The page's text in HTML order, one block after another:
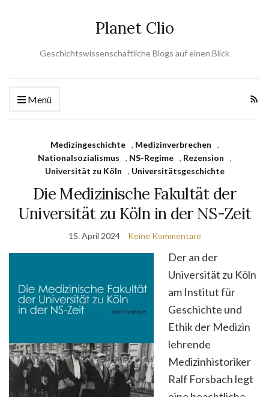
Planet Clio
Geschichtswissenschaftliche Blogs auf einen Blick
Menü
Medizingeschichte , Medizinverbrechen
,
Nationalsozialismus
, NS-Regime , Rezension
,
Universität zu Köln
, Universitätsgeschichte
Die Medizinische Fakultät der
Universität zu Köln in der NS-Zeit
15. April 2024 Keine Kommentare
Der an der
Universität zu Köln
am Institut für
Geschichte und
Ethik der Medizin
lehrende
Medizinhistoriker
Ralf Forsbach legt